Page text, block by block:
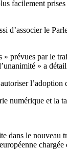
facilement
d’associer le
prévues par le
» a
numérique et la
le nouveau
chargée